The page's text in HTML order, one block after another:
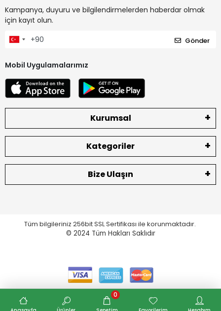
Kampanya, duyuru ve bilgilendirmelerden haberdar olmak
için kayıt olun.
Gönder
Mobil Uygulamalarımız
Kurumsal
Kategoriler
Bize Ulaşın
Tüm bilgileriniz 256bit SSL Sertifikası ile korunmaktadır.
© 2024 Tüm Hakları Saklıdır
0